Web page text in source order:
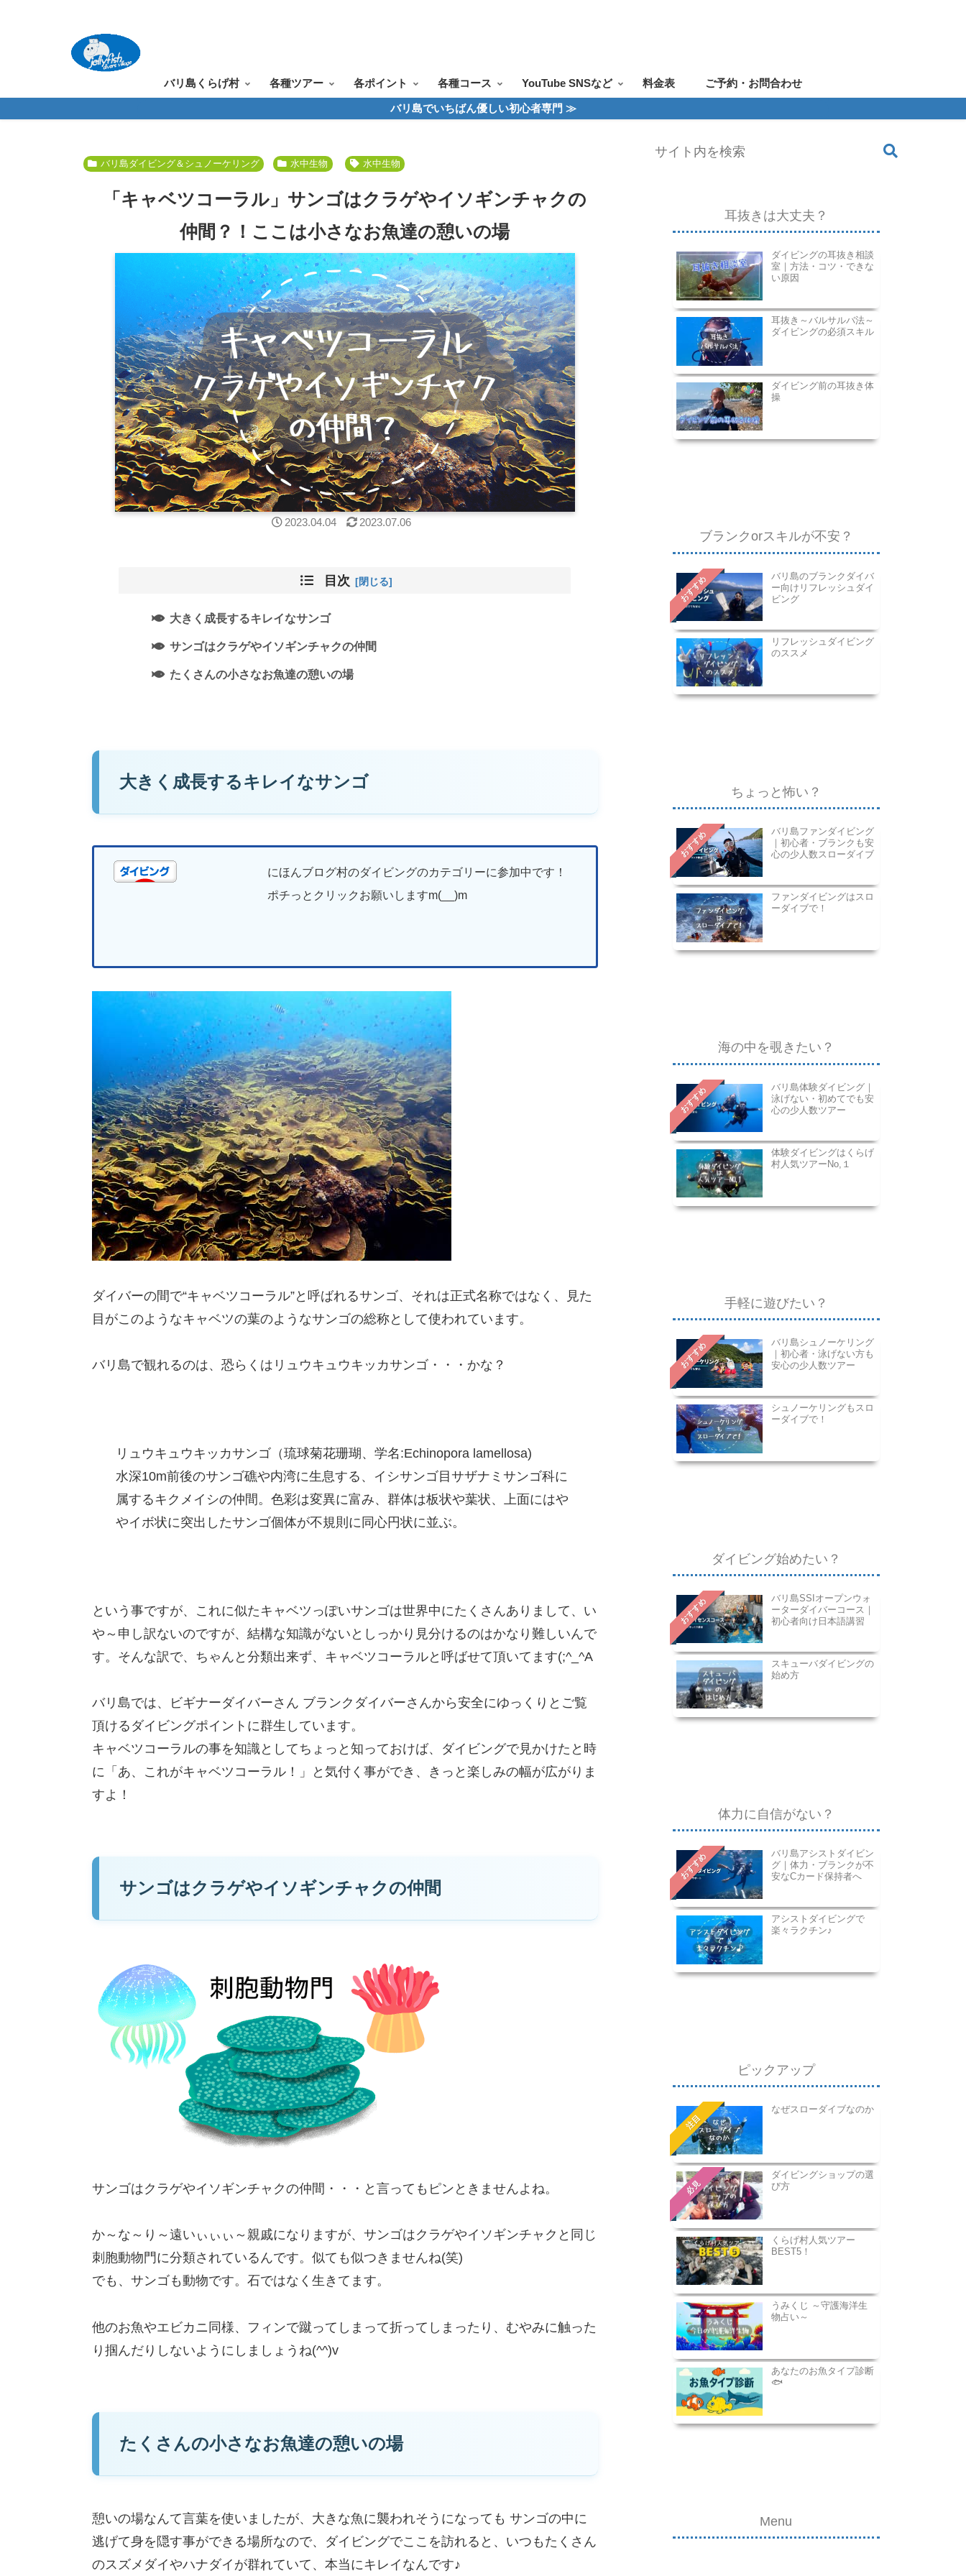
バリ島くらげ村 各種ツアー 各ポイント 各種コース YouTube SNSなど 料金表 ご予約・お問合わせ
バリ島でいちばん優しい初心者専門 ≫
バリ島ダイビング＆シュノーケリング 水中生物 水中生物
「キャベツコーラル」サンゴはクラゲやイソギンチャクの
仲間？！ここは小さなお魚達の憩いの場
2023.04.04 2023.07.06
目次
大きく成長するキレイなサンゴ
サンゴはクラゲやイソギンチャクの仲間
たくさんの小さなお魚達の憩いの場
大きく成長するキレイなサンゴ
にほんブログ村のダイビングのカテゴリーに参加中です！
ポチっとクリックお願いしますm(__)m
ダイバーの間で“キャベツコーラル”と呼ばれるサンゴ、それは正式名称ではなく、見た
目がこのようなキャベツの葉のようなサンゴの総称として使われています。
バリ島で観れるのは、恐らくはリュウキュウキッカサンゴ・・・かな？
リュウキュウキッカサンゴ（琉球菊花珊瑚、学名:Echinopora lamellosa)
水深10m前後のサンゴ礁や内湾に生息する、イシサンゴ目サザナミサンゴ科に
属するキクメイシの仲間。色彩は変異に富み、群体は板状や葉状、上面にはや
やイボ状に突出したサンゴ個体が不規則に同心円状に並ぶ。
という事ですが、これに似たキャベツっぽいサンゴは世界中にたくさんありまして、い
や～申し訳ないのですが、結構な知識がないとしっかり見分けるのはかなり難しいんで
す。そんな訳で、ちゃんと分類出来ず、キャベツコーラルと呼ばせて頂いてます(;^_^A
バリ島では、ビギナーダイバーさん ブランクダイバーさんから安全にゆっくりとご覧
頂けるダイビングポイントに群生しています。
キャベツコーラルの事を知識としてちょっと知っておけば、ダイビングで見かけたと時
に「あ、これがキャベツコーラル！」と気付く事ができ、きっと楽しみの幅が広がりま
すよ！
サンゴはクラゲやイソギンチャクの仲間
サンゴはクラゲやイソギンチャクの仲間・・・と言ってもピンときませんよね。
か～な～り～遠いぃぃぃ～親戚になりますが、サンゴはクラゲやイソギンチャクと同じ
刺胞動物門に分類されているんです。似ても似つきませんね(笑)
でも、サンゴも動物です。石ではなく生きてます。
他のお魚やエビカニ同様、フィンで蹴ってしまって折ってしまったり、むやみに触った
り掴んだりしないようにしましょうね(^^)v
たくさんの小さなお魚達の憩いの場
憩いの場なんて言葉を使いましたが、大きな魚に襲われそうになっても サンゴの中に
逃げて身を隠す事ができる場所なので、ダイビングでここを訪れると、いつもたくさん
のスズメダイやハナダイが群れていて、本当にキレイなんです♪
耳抜きは大丈夫？
ダイビングの耳抜き相談
室｜方法・コツ・できな
い原因
耳抜き～バルサルバ法～
ダイビングの必須スキル
ダイビング前の耳抜き体
操
ブランクorスキルが不安？
おすすめ
バリ島のブランクダイバ
ー向けリフレッシュダイ
ビング
リフレッシュダイビング
のススメ
ちょっと怖い？
おすすめ
バリ島ファンダイビング
｜初心者・ブランクも安
心の少人数スローダイブ
ファンダイビングはスロ
ーダイブで！
海の中を覗きたい？
おすすめ
バリ島体験ダイビング｜
泳げない・初めてでも安
心の少人数ツアー
体験ダイビングはくらげ
村人気ツアーNo,１
手軽に遊びたい？
おすすめ
バリ島シュノーケリング
｜初心者・泳げない方も
安心の少人数ツアー
シュノーケリングもスロ
ーダイブで！
ダイビング始めたい？
おすすめ
バリ島SSIオープンウォ
ーターダイバーコース｜
初心者向け日本語講習
スキューバダイビングの
始め方
体力に自信がない？
おすすめ
バリ島アシストダイビン
グ｜体力・ブランクが不
安なCカード保持者へ
アシストダイビングで
楽々ラクチン♪
ピックアップ
注目
なぜスローダイブなのか
必見
ダイビングショップの選
び方
くらげ村人気ツアー
BEST5！
うみくじ ～守護海洋生
物占い～
あなたのお魚タイプ診断
🐟
Menu